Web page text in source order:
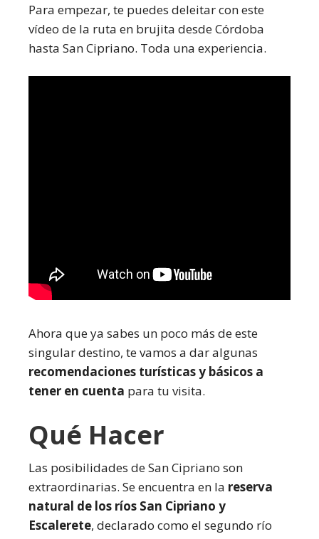
Para empezar, te puedes deleitar con este
vídeo de la ruta en brujita desde Córdoba
hasta San Cipriano. Toda una experiencia.
Ahora que ya sabes un poco más de este
singular destino, te vamos a dar algunas
recomendaciones turísticas y básicos a
tener en cuenta para tu visita.
Qué Hacer
Las posibilidades de San Cipriano son
extraordinarias. Se encuentra en la reserva
natural de los ríos San Cipriano y
Escalerete, declarado como el segundo río